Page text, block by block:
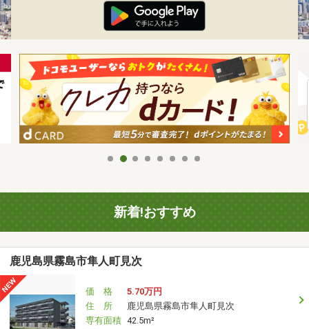
新着!おすすめ
鹿児島県霧島市隼人町見次
価 格
5.70万円
住 所
鹿児島県霧島市隼人町見次
専有面積 42.5m²